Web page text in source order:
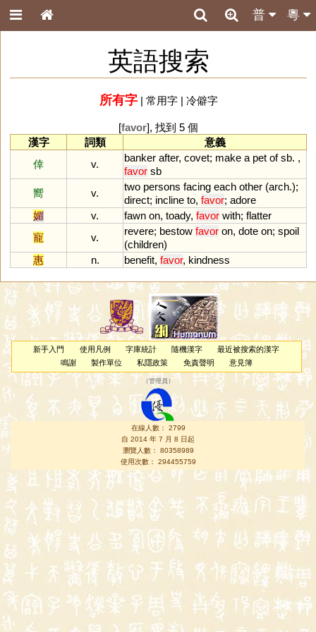
粵
普
英語搜索
所有字| 常用字| 冷僻字
[favor], 找到 5 個
漢字
詞類
意義
倖
v.
banker after, covet; make a pet of sb. ,
favor sb
嚮
v.
two persons facing each other (arch.);
direct; incline to, favor; adore
媚
v. fawn on, toady, favor with; flatter
寵
v.
revere; bestow favor on, dote on; spoil
(children)
惠
n. benefit, favor, kindness
新手入門 使用凡例 字庫統計 隨機漢字
最近被搜索的漢字
鳴謝
製作單位 私隱政策 免責聲明 意見簿
（管理員 ）
在線人數： 2799
自 2014 年 7 月 8 日起
瀏覽人數： 80358989
使用次數： 294455759